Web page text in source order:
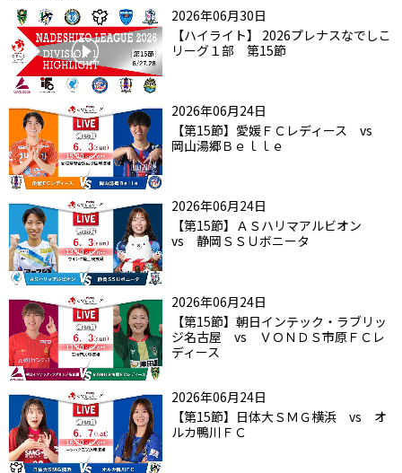
2026年06月30日
【ハイライト】 2026プレナスなでしこ
リーグ１部 第15節
2026年06月24日
【第15節】愛媛ＦＣレディース vs
岡山湯郷Ｂｅｌｌｅ
2026年06月24日
【第15節】ＡＳハリマアルビオン
vs 静岡ＳＳＵボニータ
2026年06月24日
【第15節】朝日インテック・ラブリッ
ジ名古屋 vs ＶＯＮＤＳ市原ＦＣレ
ディース
2026年06月24日
【第15節】日体大ＳＭＧ横浜 vs オ
ルカ鴨川ＦＣ